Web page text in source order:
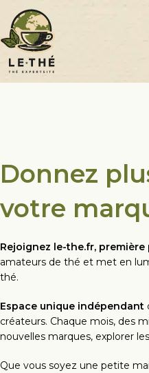
Donnez
votre
Rejoignez le-the.fr,
amateurs de thé et met en
thé.
Espace unique indépendant
créateurs. Chaque mois, des
nouvelles marques, explorer
Que vous soyez une petite